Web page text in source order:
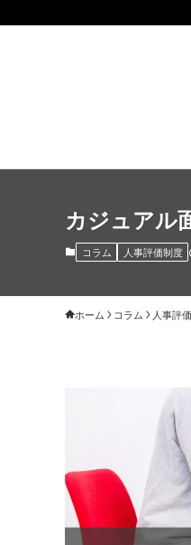
カジュアル
コラム 人事評価制度
ホーム コラム 人事評